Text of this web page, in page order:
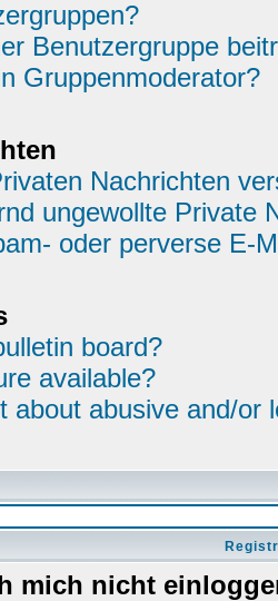
Benutzergruppe
Gruppenmoderator?
Nachrichten
ungewollte Private
oder perverse E-
board?
available?
about abusive and/or
mich nicht